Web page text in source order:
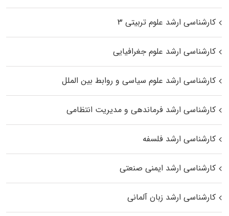
کارشناسی ارشد علوم تربیتی ۳
کارشناسی ارشد علوم جغرافیایی
کارشناسی ارشد علوم سیاسی و روابط بین الملل
کارشناسی ارشد فرماندهی و مدیریت انتظامی
کارشناسی ارشد فلسفه
کارشناسی ارشد ایمنی صنعتی
کارشناسی ارشد زبان آلمانی